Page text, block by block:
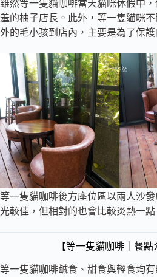
雖然等一隻貓咖啡當天貓咪休假中
羞的柚子店長。此外，等一隻貓咪
外的毛小孩到店內，主要是為了保護
等一隻貓咖啡後方座位區以兩人沙
光較佳，但相對的也會比較炎熱一點
【等一隻貓咖啡｜餐點
等一隻貓咖啡鹹食、甜食與輕食均